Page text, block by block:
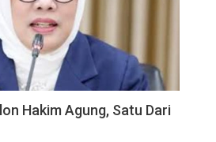
Hakim Agung, Satu Dari